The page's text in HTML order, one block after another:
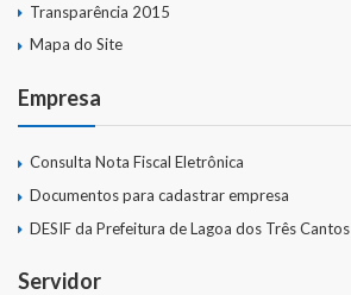
Transparência 2015
Mapa do Site
Empresa
Consulta Nota Fiscal Eletrônica
Documentos para cadastrar empresa
DESIF da Prefeitura de Lagoa dos Três Cantos
Servidor